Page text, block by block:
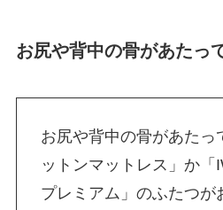
お尻や背中の骨があたっ
お尻や背中の骨があたっ
ットンマットレス」か「
プレミアム」のふたつが